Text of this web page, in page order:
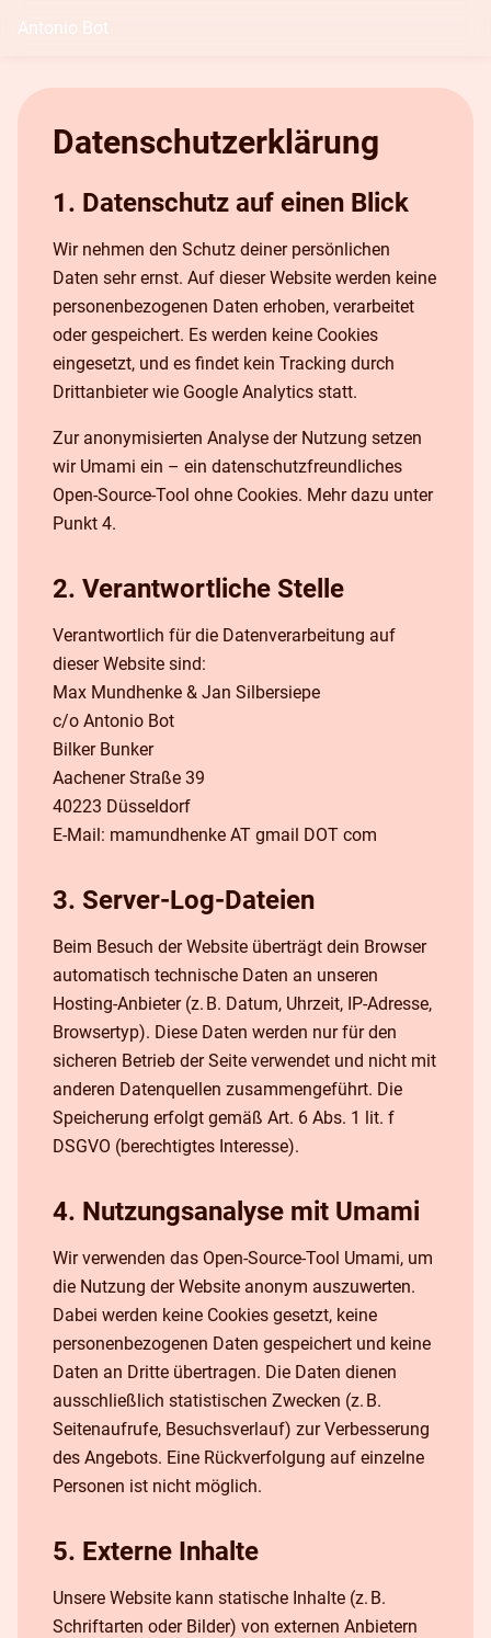
Antonio Bot
Datenschutzerklärung
1. Datenschutz auf einen Blick
Wir nehmen den Schutz deiner persönlichen
Daten sehr ernst. Auf dieser Website werden keine
personenbezogenen Daten erhoben, verarbeitet
oder gespeichert. Es werden keine Cookies
eingesetzt, und es findet kein Tracking durch
Drittanbieter wie Google Analytics statt.
Zur anonymisierten Analyse der Nutzung setzen
wir Umami ein – ein datenschutzfreundliches
Open-Source-Tool ohne Cookies. Mehr dazu unter
Punkt 4.
2. Verantwortliche Stelle
Verantwortlich für die Datenverarbeitung auf
dieser Website sind:
Max Mundhenke & Jan Silbersiepe
c/o Antonio Bot
Bilker Bunker
Aachener Straße 39
40223 Düsseldorf
E-Mail: mamundhenke AT gmail DOT com
3. Server-Log-Dateien
Beim Besuch der Website überträgt dein Browser
automatisch technische Daten an unseren
Hosting-Anbieter (z. B. Datum, Uhrzeit, IP-Adresse,
Browsertyp). Diese Daten werden nur für den
sicheren Betrieb der Seite verwendet und nicht mit
anderen Datenquellen zusammengeführt. Die
Speicherung erfolgt gemäß Art. 6 Abs. 1 lit. f
DSGVO (berechtigtes Interesse).
4. Nutzungsanalyse mit Umami
Wir verwenden das Open-Source-Tool Umami, um
die Nutzung der Website anonym auszuwerten.
Dabei werden keine Cookies gesetzt, keine
personenbezogenen Daten gespeichert und keine
Daten an Dritte übertragen. Die Daten dienen
ausschließlich statistischen Zwecken (z. B.
Seitenaufrufe, Besuchsverlauf) zur Verbesserung
des Angebots. Eine Rückverfolgung auf einzelne
Personen ist nicht möglich.
5. Externe Inhalte
Unsere Website kann statische Inhalte (z. B.
Schriftarten oder Bilder) von externen Anbietern